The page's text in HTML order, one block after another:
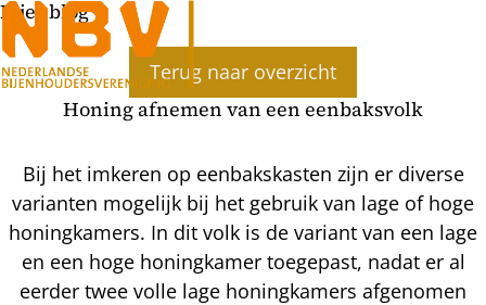
Bijenblog
Terug naar overzicht
Honing afnemen van een eenbaksvolk
Bij het imkeren op eenbakskasten zijn er diverse
varianten mogelijk bij het gebruik van lage of hoge
honingkamers. In dit volk is de variant van een lage
en een hoge honingkamer toegepast, nadat er al
eerder twee volle lage honingkamers afgenomen